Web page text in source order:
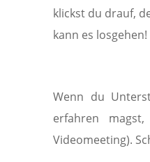
klickst du drauf,
kann es losgehen!
Wenn du
erfahren
Videomeeting).